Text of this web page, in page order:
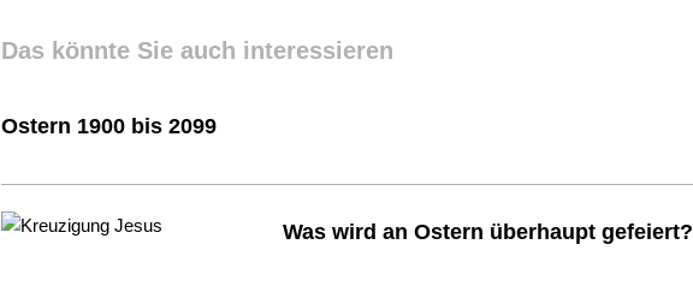
Das könnte Sie auch interessieren
Ostern 1900 bis 2099
Was wird an Ostern überhaupt gefeiert?